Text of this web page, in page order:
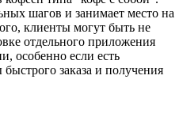
шагов и занимает место на
клиенты могут быть не
отдельного приложения
особенно если есть
заказа и получения